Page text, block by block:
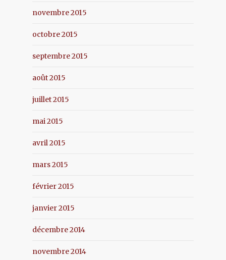
novembre 2015
octobre 2015
septembre 2015
août 2015
juillet 2015
mai 2015
avril 2015
mars 2015
février 2015
janvier 2015
décembre 2014
novembre 2014